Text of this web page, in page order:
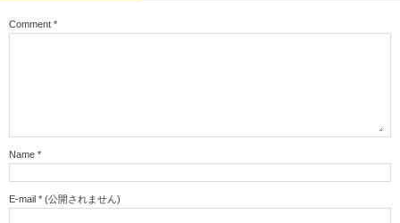
Comment *
Name *
E-mail * (公開されません)